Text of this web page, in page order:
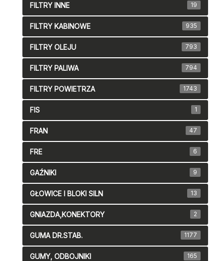
FILTRY INNE 19
FILTRY KABINOWE 935
FILTRY OLEJU 793
FILTRY PALIWA 794
FILTRY POWIETRZA 1743
FIS 1
FRAN 47
FRE 6
GAŹNIKI 9
GŁOWICE I BLOKI SILN 13
GNIAZDA,KONEKTORY 2
GUMA DR.STAB. 1177
GUMY, ODBOJNIKI 165